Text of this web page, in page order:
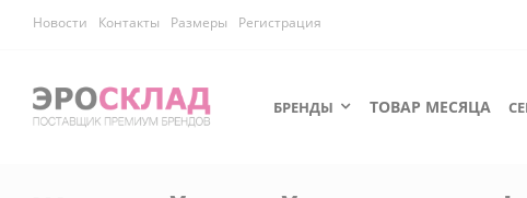
Новости Контакты Размеры Регистрация
БРЕНДЫ ТОВАР МЕСЯЦА